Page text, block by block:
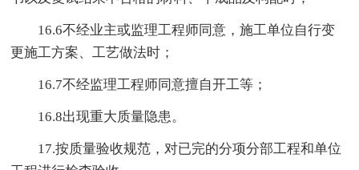
16.6不经业主或监理工程师同意，施工单位自行变
更施工方案、工艺做法时；
16.7不经监理工程师同意擅自开工等；
16.8出现重大质量隐患。
17.按质量验收规范，对已完的分项分部工程和单位